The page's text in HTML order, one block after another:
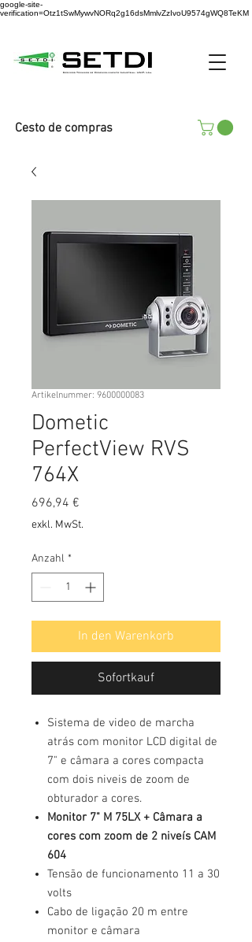
google-site-
verification=Otz1tSwMywvNORq2g16dsMmlvZzIvoU9574gWQ8TeKM
Cesto de compras
Artikelnummer: 9600000083
Dometic
PerfectView RVS
764X
696,94 €
exkl. MwSt.
Anzahl *
In den Warenkorb
Sofortkauf
Sistema de video de marcha
atrás com monitor LCD digital de
7" e câmara a cores compacta
com dois niveis de zoom de
obturador a cores.
Monitor 7" M 75LX + Câmara a
cores com zoom de 2 niveís CAM
604
Tensão de funcionamento 11 a 30
volts
Cabo de ligação 20 m entre
monitor e câmara